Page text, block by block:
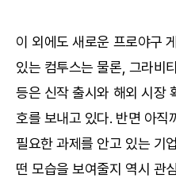
이 외에도 새로운 프로야구
있는 컴투스는 물론, 그라비
등은 신작 출시와 해외 시장
호를 보내고 있다. 반면 아직
필요한 과제를 안고 있는 기
떤 모습을 보여줄지 역시 관